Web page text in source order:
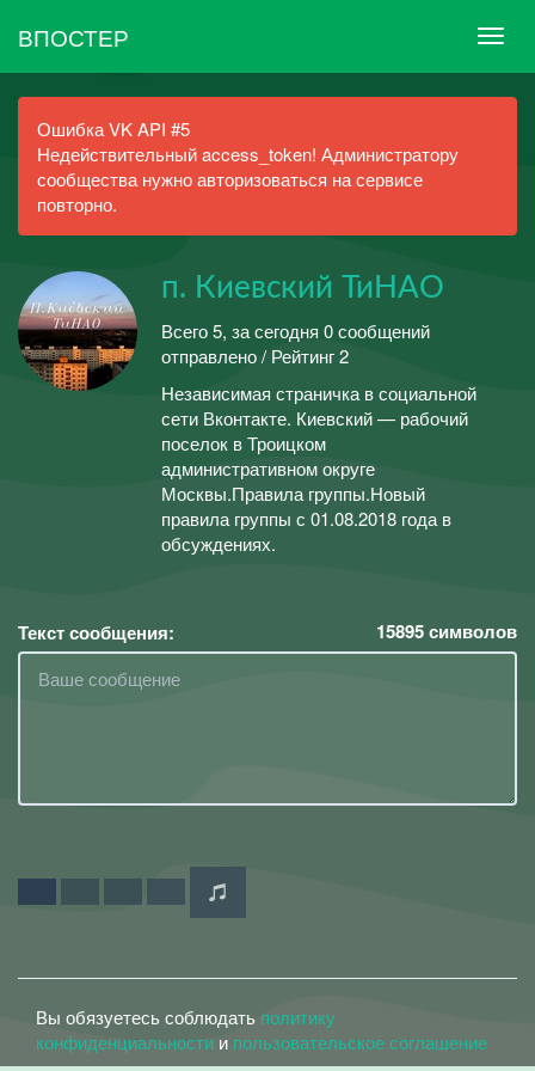
ВПОСТЕР
Ошибка VK API #5
Недействительный access_token! Администратору
сообщества нужно авторизоваться на сервисе
повторно.
п. Киевский ТиНАО
Всего 5, за сегодня 0 сообщений
отправлено / Рейтинг 2
Независимая страничка в социальной
сети Вконтакте. Киевский — рабочий
поселок в Троицком
административном округе
Москвы.Правила группы.Новый
правила группы с 01.08.2018 года в
обсуждениях.
Текст сообщения: 15895символов
Вы обязуетесь соблюдать политику
конфиденциальности и пользовательское соглашение